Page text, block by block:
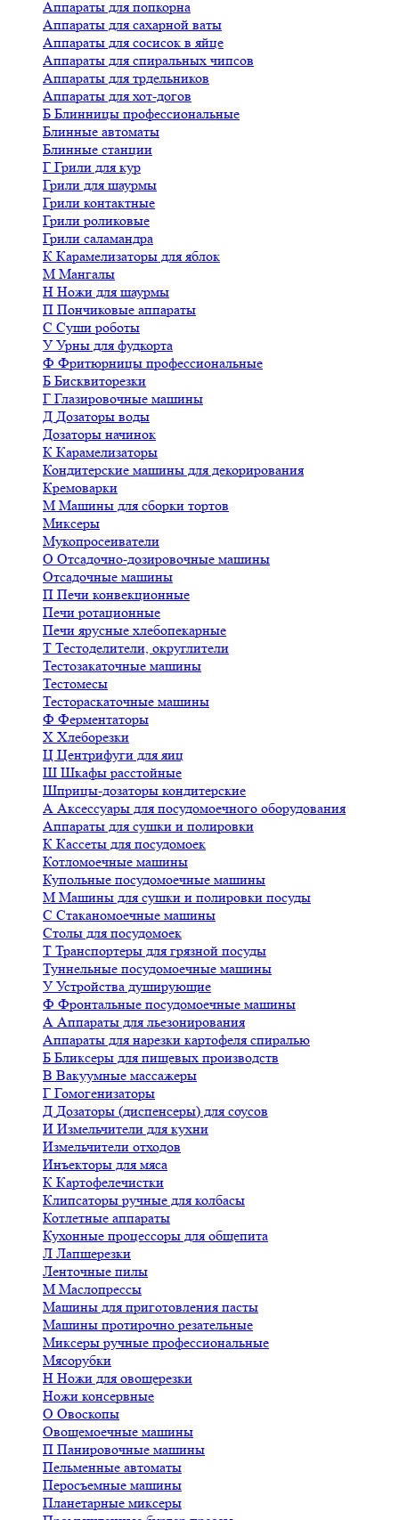
Аппараты для попкорна
Аппараты для сахарной ваты
Аппараты для сосисок в яйце
Аппараты для спиральных чипсов
Аппараты для трдельников
Аппараты для хот-догов
Б Блинницы профессиональные
Блинные автоматы
Блинные станции
Г Грили для кур
Грили для шаурмы
Грили контактные
Грили роликовые
Грили саламандра
К Карамелизаторы для яблок
М Мангалы
Н Ножи для шаурмы
П Пончиковые аппараты
С Суши роботы
У Урны для фудкорта
Ф Фритюрницы профессиональные
Б Бисквиторезки
Г Глазировочные машины
Д Дозаторы воды
Дозаторы начинок
К Карамелизаторы
Кондитерские машины для декорирования
Кремоварки
М Машины для сборки тортов
Миксеры
Мукопросеиватели
О Отсадочно-дозировочные машины
Отсадочные машины
П Печи конвекционные
Печи ротационные
Печи ярусные хлебопекарные
Т Тестоделители, округлители
Тестозакаточные машины
Тестомесы
Тестораскаточные машины
Ф Ферментаторы
Х Хлеборезки
Ц Центрифуги для яиц
Ш Шкафы расстойные
Шприцы-дозаторы кондитерские
А Аксессуары для посудомоечного оборудования
Аппараты для сушки и полировки
К Кассеты для посудомоек
Котломоечные машины
Купольные посудомоечные машины
М Машины для сушки и полировки посуды
С Стаканомоечные машины
Столы для посудомоек
Т Транспортеры для грязной посуды
Туннельные посудомоечные машины
У Устройства душирующие
Ф Фронтальные посудомоечные машины
А Аппараты для льезонирования
Аппараты для нарезки картофеля спиралью
Б Бликсеры для пищевых производств
В Вакуумные массажеры
Г Гомогенизаторы
Д Дозаторы (диспенсеры) для соусов
И Измельчители для кухни
Измельчители отходов
Инъекторы для мяса
К Картофелечистки
Клипсаторы ручные для колбасы
Котлетные аппараты
Кухонные процессоры для общепита
Л Лапшерезки
Ленточные пилы
М Маслопрессы
Машины для приготовления пасты
Машины протирочно резательные
Миксеры ручные профессиональные
Мясорубки
Н Ножи для овощерезки
Ножи консервные
О Овоскопы
Овощемоечные машины
П Панировочные машины
Пельменные автоматы
Перосъемные машины
Планетарные миксеры